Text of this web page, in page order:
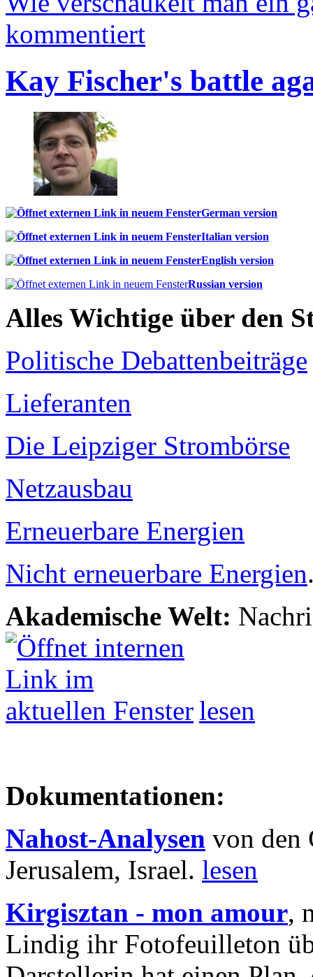
kommentiert
Kay Fischer's battle
German version
Italian version
English version
Russian version
Alles Wichtige über den
Politische Debattenbeiträge
Lieferanten
Die Leipziger Strombörse
Netzausbau
Erneuerbare Energien
Nicht erneuerbare Energien
Akademische Welt:
lesen
Dokumentationen:
Nahost-Analysen von den
Jerusalem, Israel. lesen
Kirgisztan - mon amour,
Lindig ihr Fotofeuilleton